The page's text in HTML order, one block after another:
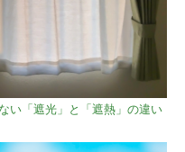
い「遮光」と「遮熱」の違い